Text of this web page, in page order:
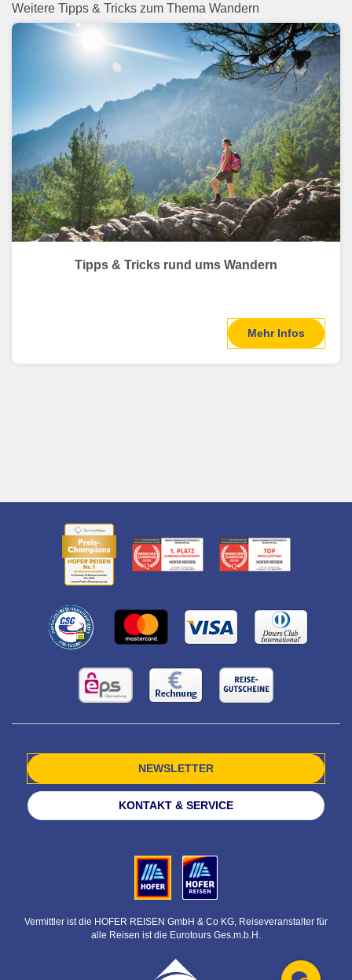
Weitere Tipps & Tricks zum Thema Wandern
Tipps & Tricks rund ums Wandern
Mehr Infos
NEWSLETTER
KONTAKT & SERVICE
Vermittler ist die HOFER REISEN GmbH & Co KG, Reiseveranstalter für
alle Reisen ist die Eurotours Ges.m.b.H.